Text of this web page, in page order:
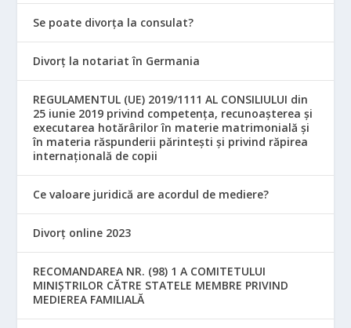
Se poate divorța la consulat?
Divorț la notariat în Germania
REGULAMENTUL (UE) 2019/1111 AL CONSILIULUI din
25 iunie 2019 privind competența, recunoașterea și
executarea hotărârilor în materie matrimonială și
în materia răspunderii părintești și privind răpirea
internațională de copii
Ce valoare juridică are acordul de mediere?
Divorț online 2023
RECOMANDAREA NR. (98) 1 A COMITETULUI
MINIŞTRILOR CĂTRE STATELE MEMBRE PRIVIND
MEDIEREA FAMILIALĂ